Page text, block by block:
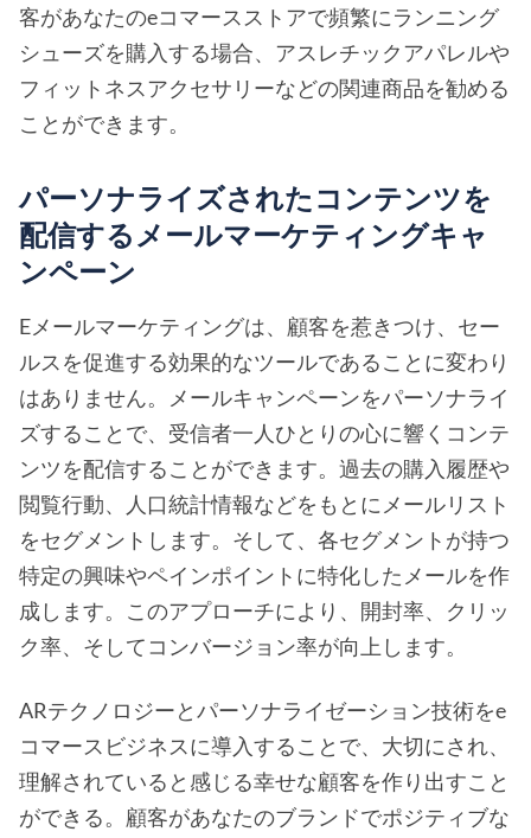
客があなたのeコマースストアで頻繁にランニング
シューズを購入する場合、アスレチックアパレルや
フィットネスアクセサリーなどの関連商品を勧める
ことができます。
パーソナライズされたコンテンツを
配信するメールマーケティングキャ
ンペーン
Eメールマーケティングは、顧客を惹きつけ、セー
ルスを促進する効果的なツールであることに変わり
はありません。メールキャンペーンをパーソナライ
ズすることで、受信者一人ひとりの心に響くコンテ
ンツを配信することができます。過去の購入履歴や
閲覧行動、人口統計情報などをもとにメールリスト
をセグメントします。そして、各セグメントが持つ
特定の興味やペインポイントに特化したメールを作
成します。このアプローチにより、開封率、クリッ
ク率、そしてコンバージョン率が向上します。
ARテクノロジーとパーソナライゼーション技術をe
コマースビジネスに導入することで、大切にされ、
理解されていると感じる幸せな顧客を作り出すこと
ができる。顧客があなたのブランドでポジティブな